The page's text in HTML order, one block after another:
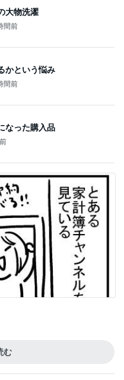
大物洗濯
間前
かという悩み
間前
なった購入品
む